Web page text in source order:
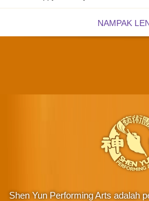
NAMPAK
Shen Yun Performing Arts adalah